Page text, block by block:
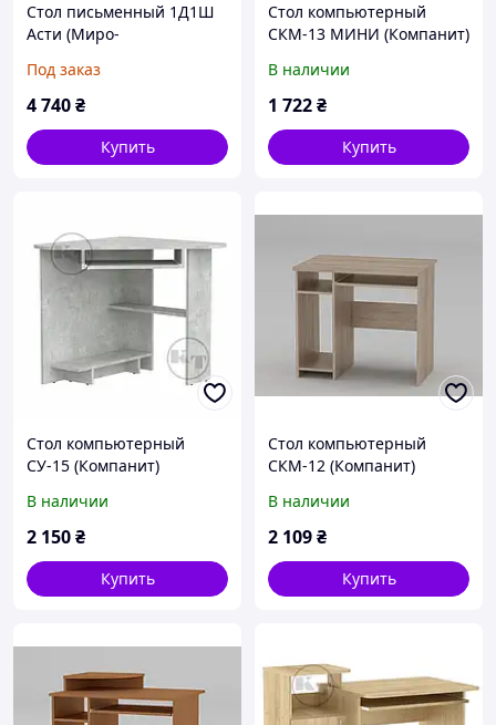
Стол письменный 1Д1Ш
Асти (Миро-
Под заказ
4 740₴
Купить
Стол компьютерный
СКМ-13 МИНИ (Компанит)
В наличии
1 722₴
Купить
Стол компьютерный
СУ-15 (Компанит)
В наличии
2 150₴
Купить
Стол компьютерный
СКМ-12 (Компанит)
В наличии
2 109₴
Купить